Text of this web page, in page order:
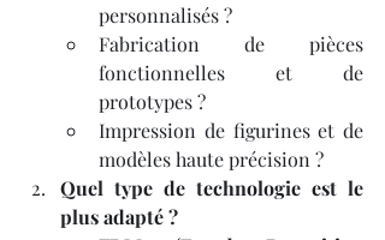
personnalisés ?
Fabrication de pièces
fonctionnelles et de
prototypes ?
Impression de figurines et de
modèles haute précision ?
Quel type de technologie est le
plus adapté ?